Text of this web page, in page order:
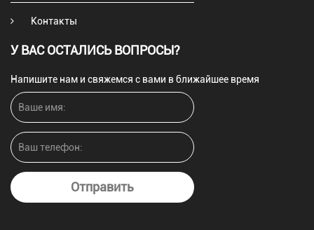
Контакты
У ВАС ОСТАЛИСЬ ВОПРОСЫ?
Напишите нам и свяжемся с вами в ближайшее время
Отправить